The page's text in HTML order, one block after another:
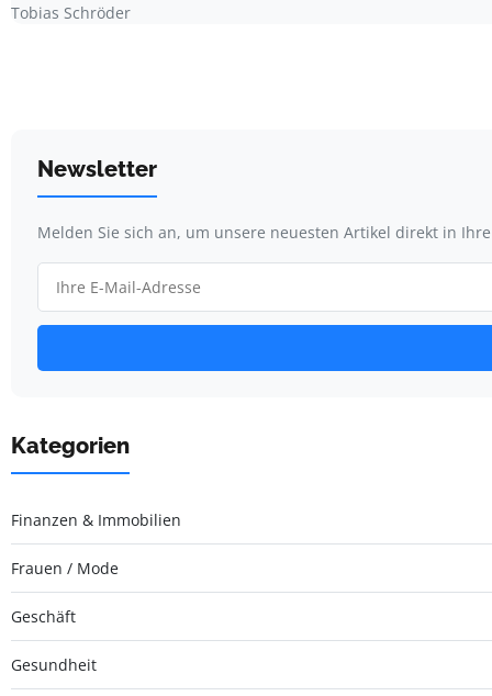
Tobias Schröder
Newsletter
Melden Sie sich an, um unsere neuesten Artikel direkt in
Kategorien
Finanzen & Immobilien
Frauen / Mode
Geschäft
Gesundheit